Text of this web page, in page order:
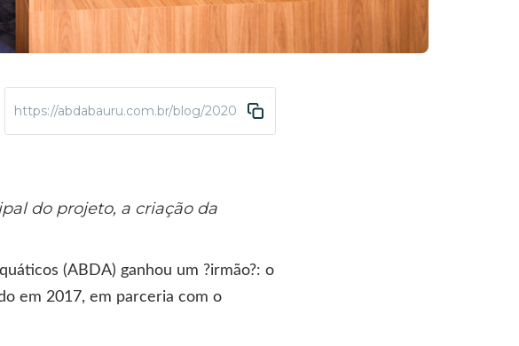
https://abdabauru.com.br/blog/2020/09/14/brasao-da-abda-filarmonica-guarda-
do projeto, a criação da
(ABDA) ganhou um ?irmão?: o
em 2017, em parceria com o